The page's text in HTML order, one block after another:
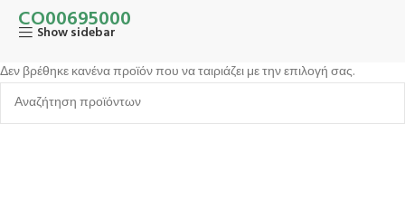
CO00695000
Show sidebar
Δεν βρέθηκε κανένα προϊόν που να ταιριάζει με την επιλογή σας.